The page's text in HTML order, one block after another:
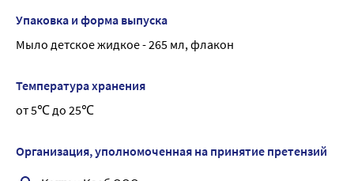
Гипоаллергенное жидкое мыло подходит для бережного
Мыло можно использовать для ежедневного подмывания и
Ромашка оказывает мягкий антибактериальный эффект,
Клинически протестировано
Без слёз
Упаковка и форма выпуска
Мыло детское жидкое - 265 мл, флакон
Температура хранения
от 5℃ до 25℃
Организация, уполномоченная на принятие претензий